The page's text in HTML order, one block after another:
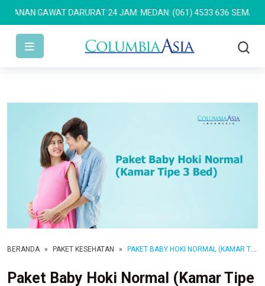
GAWAT DARURAT 24 JAM: MEDAN: (061) 4533 636
BERANDA » PAKET KESEHATAN » PAKET BABY HOKI NORMAL (KAMAR TIPE 3 BED)
Paket Baby Hoki Normal (Kamar Tipe